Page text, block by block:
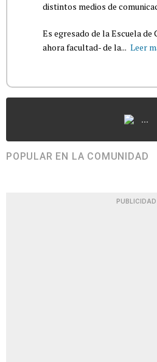
distintos medios de
Es egresado de la Escuela de
ahora facultad- de la... Leer
...
POPULAR EN LA COMUNIDAD
PUBLICIDAD